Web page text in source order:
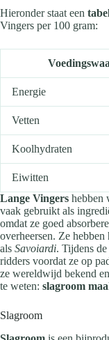
Hieronder staat een
Vingers per 100 gram:
Energie
Vetten
Koolhydraten
Eiwitten
Lange Vingers hebben
vaak gebruikt als
omdat ze goed
overheersen. Ze
als Savoiardi. Tijdens
ridders voordat ze op
ze wereldwijd bekend
te weten: slagroom
Slagroom